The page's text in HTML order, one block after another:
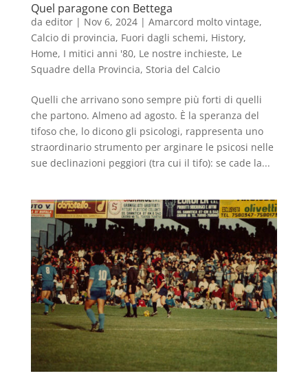
Quel paragone con Bettega
da editor| Nov 6, 2024| Amarcord molto vintage,
Calcio di provincia, Fuori dagli schemi, History,
Home, I mitici anni '80, Le nostre inchieste, Le
Squadre della Provincia, Storia del Calcio
Quelli che arrivano sono sempre più forti di quelli
che partono. Almeno ad agosto. È la speranza del
tifoso che, lo dicono gli psicologi, rappresenta uno
straordinario strumento per arginare le psicosi nelle
sue declinazioni peggiori (tra cui il tifo): se cade la...